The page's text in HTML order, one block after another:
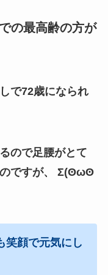
の最高齢の方が
で72歳になられ
ので足腰がとて
ですが、 Σ(ʘωʘ
笑顔で元気にし